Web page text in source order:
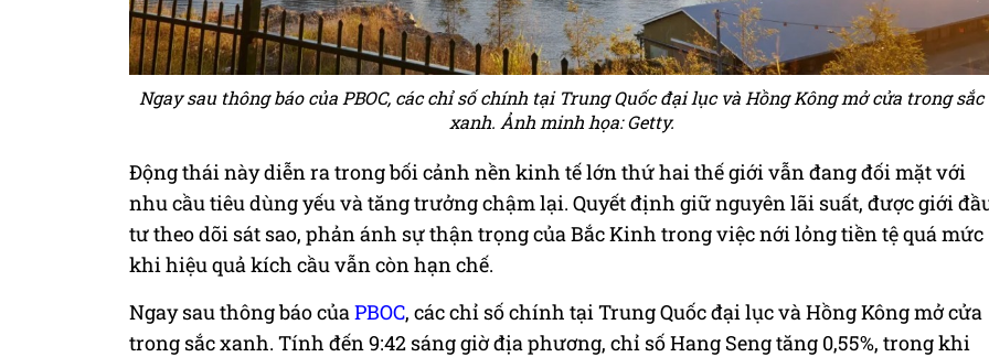
Ngay sau thông báo của PBOC, các chỉ số chính tại Trung Quốc đại lục và Hồng Kông mở cửa trong sắc
xanh. Ảnh minh họa: Getty.
Động thái này diễn ra trong bối cảnh nền kinh tế lớn thứ hai thế giới vẫn đang đối mặt với
nhu cầu tiêu dùng yếu và tăng trưởng chậm lại. Quyết định giữ nguyên lãi suất, được giới
tư theo dõi sát sao, phản ánh sự thận trọng của Bắc Kinh trong việc nới lỏng tiền tệ quá mức
khi hiệu quả kích cầu vẫn còn hạn chế.
Ngay sau thông báo củaPBOC, các chỉ số chính tại Trung Quốc đại lục và Hồng Kông mở cửa
trong sắc xanh. Tính đến 9:42 sáng giờ địa phương, chỉ số Hang Seng tăng 0,55%, trong khi